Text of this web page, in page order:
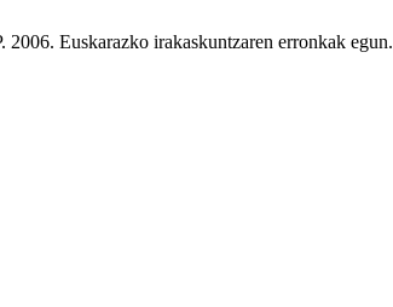
2006. Euskarazko irakaskuntzaren erronkak egun.